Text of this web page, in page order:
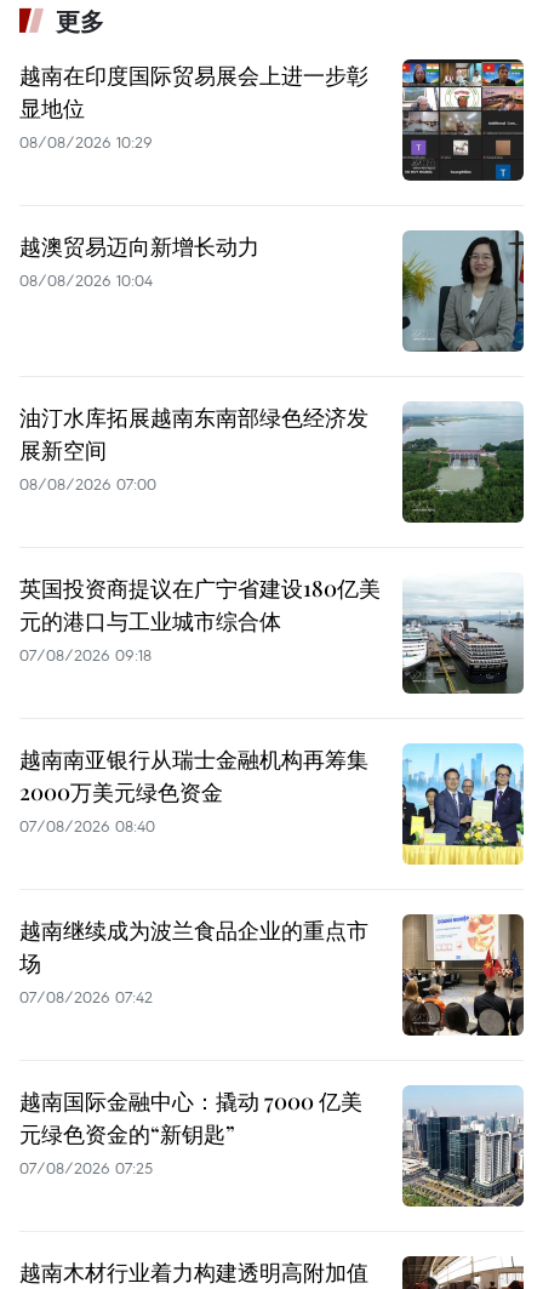
更多
越南在印度国际贸易展会上进一步彰
显地位
08/08/2026 10:29
越澳贸易迈向新增长动力
08/08/2026 10:04
油汀水库拓展越南东南部绿色经济发
展新空间
08/08/2026 07:00
英国投资商提议在广宁省建设180亿美
元的港口与工业城市综合体
07/08/2026 09:18
越南南亚银行从瑞士金融机构再筹集
2000万美元绿色资金
07/08/2026 08:40
越南继续成为波兰食品企业的重点市
场
07/08/2026 07:42
越南国际金融中心：撬动 7000 亿美
元绿色资金的“新钥匙”
07/08/2026 07:25
越南木材行业着力构建透明高附加值